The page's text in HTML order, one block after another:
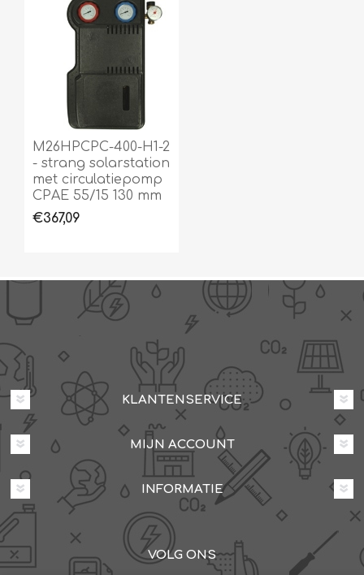
M26HPCPC-400-H1-2
- strang solarstation
met circulatiepomp
CPAE 55/15 130 mm
€367,09
KLANTENSERVICE
MIJN ACCOUNT
INFORMATIE
VOLG ONS